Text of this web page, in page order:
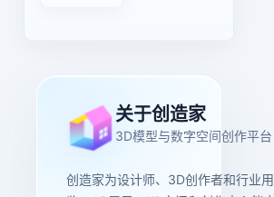
关于创造家
3D模型与数字空间创作平台
创造家为设计师、3D创作者和行业